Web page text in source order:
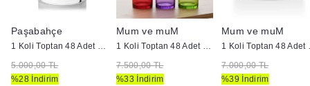
Paşabahçe
1 Koli Toptan 48 Adet Şeffaf Cam Mumluk - Mum Yapımı ve Sunumu İçin İdeal
5.000,00 TL
%28 İndirim
Mum ve muM
1 Koli Toptan 48 Adet Transparan Düz Cam Bardak -Mumluk /Doluma Uygun 405
7.500,00 TL
%33 İndirim
Mum ve muM
1 Koli
7.000,00 TL
%39 İndirim